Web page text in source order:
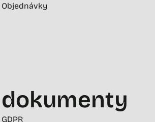
Objednávky
dokumenty
GDPR